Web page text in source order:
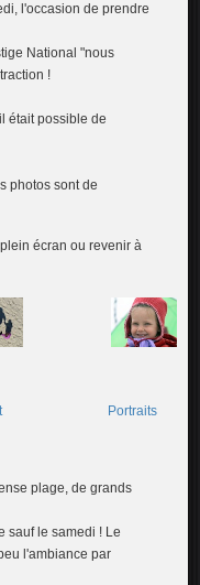
l'occasion de prendre
National "nous
!
était possible de
photos sont de
écran ou revenir à
Portraits
plage, de grands
sauf le samedi ! Le
l'ambiance par